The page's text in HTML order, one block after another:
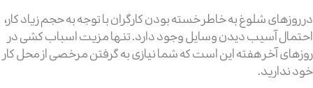
در روزهای شلوغ به خاطر خسته بودن کارگران با توجه به حجم زیاد کار،
احتمال آسیب دیدن وسایل وجود دارد. تنها مزیت اسباب کشی در
روزهای آخر هفته این است که شما نیازی به گرفتن مرخصی از محل کار
خود ندارید.